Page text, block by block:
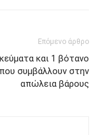
Επόμενο άρθρο
και 1 βότανο
που συμβάλλουν στην
απώλεια βάρους